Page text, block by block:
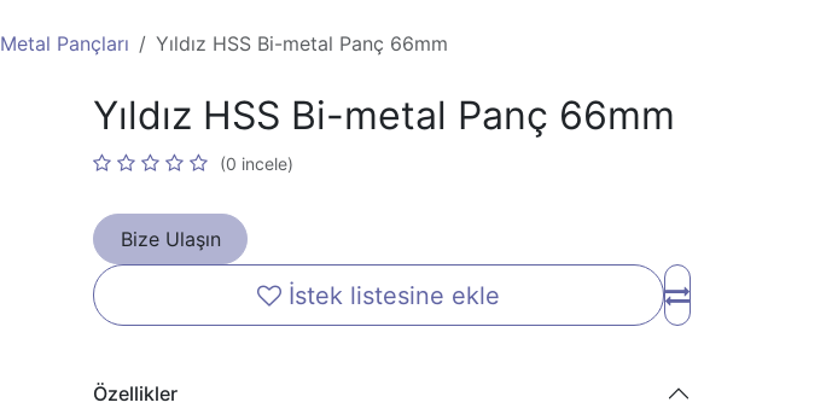
Metal Pançları Yıldız HSS Bi-metal Panç 66mm
Yıldız HSS Bi-metal Panç 66mm
(0 incele)
Bize Ulaşın
İstek listesine ekle
Özellikler